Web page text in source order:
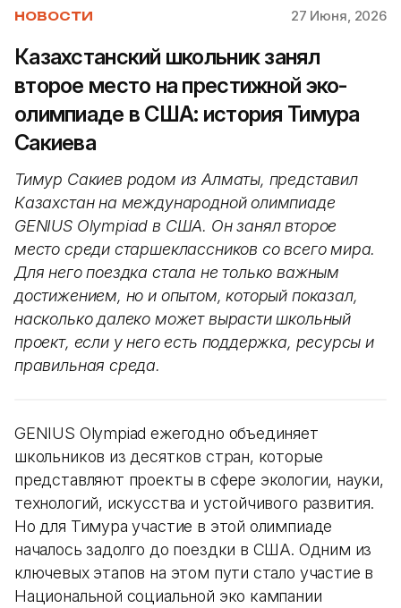
НОВОСТИ 27 Июня, 2026
Казахстанский школьник занял
второе место на престижной эко-
олимпиаде в США: история Тимура
Сакиева
Тимур Сакиев родом из Алматы, представил
Казахстан на международной олимпиаде
GENIUS Olympiad в США. Он занял второе
место среди старшеклассников со всего мира.
Для него поездка стала не только важным
достижением, но и опытом, который показал,
насколько далеко может вырасти школьный
проект, если у него есть поддержка, ресурсы и
правильная среда.
GENIUS Olympiad ежегодно объединяет
школьников из десятков стран, которые
представляют проекты в сфере экологии, науки,
технологий, искусства и устойчивого развития.
Но для Тимура участие в этой олимпиаде
началось задолго до поездки в США. Одним из
ключевых этапов на этом пути стало участие в
Национальной социальной эко кампании